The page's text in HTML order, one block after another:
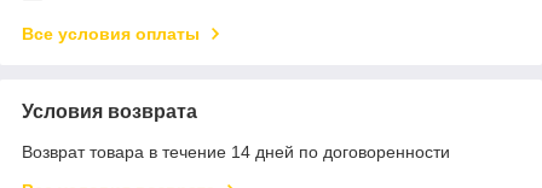
Все условия оплаты
Условия возврата
Возврат товара в течение 14 дней по договоренности